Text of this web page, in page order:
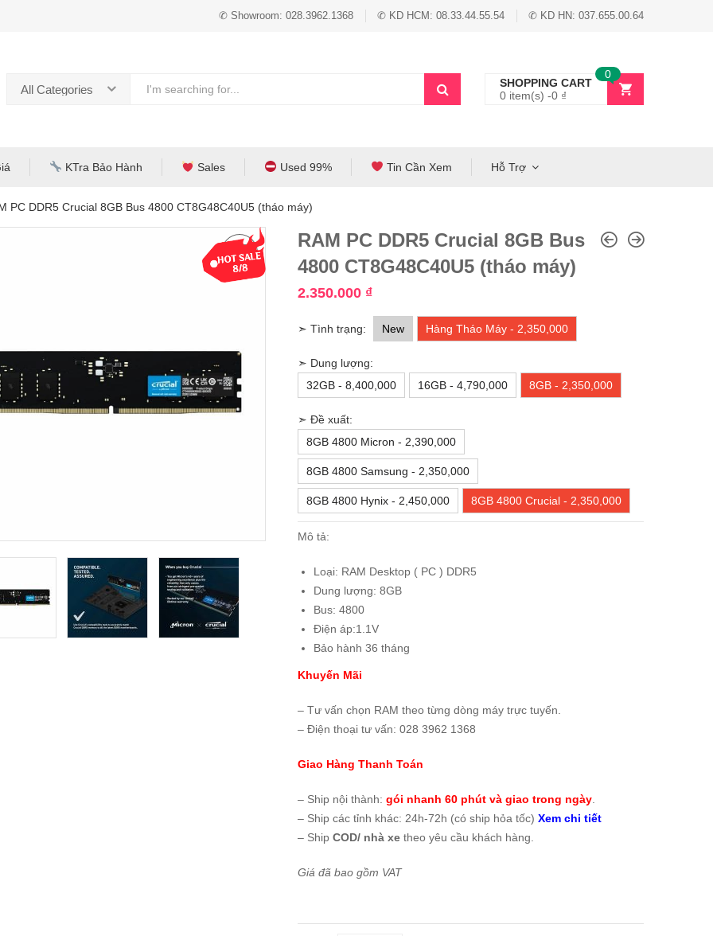
✆ Showroom: 028.3962.1368 ✆ KD HCM: 08.33.44.55.54 ✆ KD HN: 037.655.00.64
All Categories
SHOPPING CART
0 item(s) -0 ₫
0
KTra Bảo Hành Sales Used 99% Tin Cần Xem Hỗ Trợ
PC DDR5 Crucial 8GB Bus 4800 CT8G48C40U5 (tháo máy)
RAM PC DDR5 Crucial 8GB Bus
4800 CT8G48C40U5 (tháo máy)
2.350.000 ₫
➣ Tình trạng: New Hàng Tháo Máy - 2,350,000
➣ Dung lượng:
32GB - 8,400,000
16GB - 4,790,000 8GB - 2,350,000
➣ Đề xuất:
8GB 4800 Micron - 2,390,000
8GB 4800 Samsung - 2,350,000
8GB 4800 Hynix - 2,450,000 8GB 4800 Crucial - 2,350,000
Mô tả:
Loại: RAM Desktop ( PC ) DDR5
Dung lượng: 8GB
Bus: 4800
Điện áp:1.1V
Bảo hành 36 tháng
Khuyến Mãi
– Tư vấn chọn RAM theo từng dòng máy trực tuyến.
– Điện thoại tư vấn: 028 3962 1368
Giao Hàng Thanh Toán
– Ship nội thành: gói nhanh 60 phút và giao trong ngày
– Ship các tỉnh khác: 24h-72h (có ship hỏa tốc) Xem chi tiết
– Ship COD/ nhà xe theo yêu cầu khách hàng.
Giá đã bao gồm VAT